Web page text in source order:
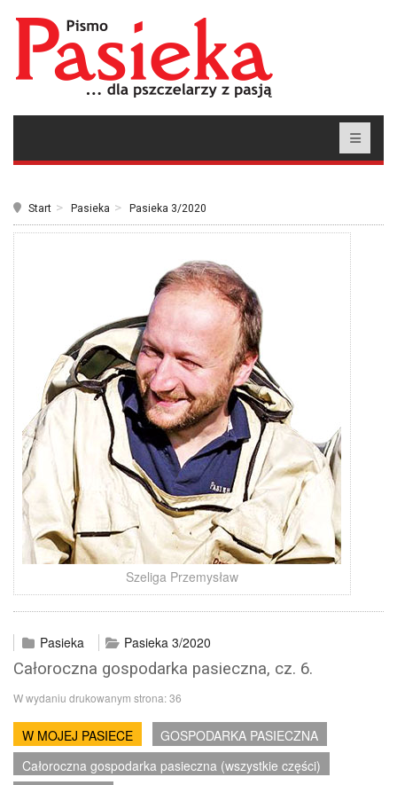
Start Pasieka Pasieka 3/2020
Szeliga Przemysław
Pasieka Pasieka 3/2020
Całoroczna gospodarka pasieczna, cz. 6.
W wydaniu drukowanym strona:36
W MOJEJ PASIECE
GOSPODARKA PASIECZNA
Całoroczna gospodarka pasieczna (wszystkie części)